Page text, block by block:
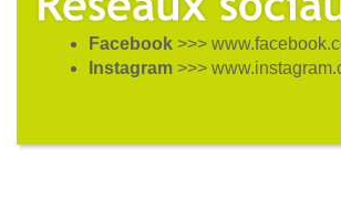
Facebook >>>
Instagram >>>